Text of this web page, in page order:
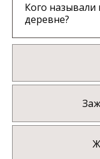
Кого называли
деревне?